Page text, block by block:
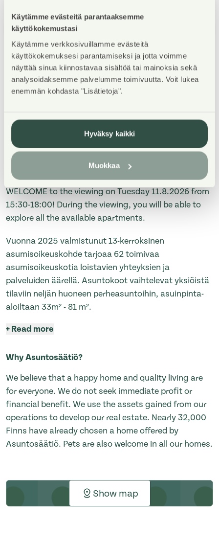
Käytämme evästeitä parantaaksemme
käyttökokemustasi
Käytämme verkkosivuillamme evästeitä
käyttökokemuksesi parantamiseksi ja jotta voimme
näyttää sinua kiinnostavaa sisältöä tai mainoksia sekä
analysoidaksemme palvelumme toimivuutta. Voit lukea
enemmän kohdasta "Lisätietoja".
Hyväksy kaikki
Muokkaa
TERVETULOA esittelyyn tiistaina 11.8.2026 klo 15:30-
18:00! Esittelyssä pääset tutustumaan kaikkiin
WELCOME to the viewing on Tuesday 11.8.2026 from
15:30-18:00! During the viewing, you will be able to
explore all the available apartments.
Vuonna 2025 valmistunut 13-kerroksinen
asumisoikeuskohde tarjoaa 62 toimivaa
asumisoikeuskotia loistavien yhteyksien ja
palveluiden äärellä. Asuntokoot vaihtelevat yksiöistä
tilaviin neljän huoneen perheasuntoihin, asuinpinta-
aloiltaan 33m² - 81 m².
+Read more
Why Asuntosäätiö?
We believe that a happy home and quality living are
for everyone. We do not seek immediate profit or
financial benefit. We use the assets gained from our
operations to develop our real estate. Nearly 32,000
Finns have already chosen a home offered by
Asuntosäätiö. Pets are also welcome in all our homes.
Show map